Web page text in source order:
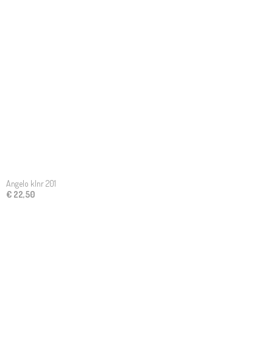
Angelo klnr 201
€ 22,50